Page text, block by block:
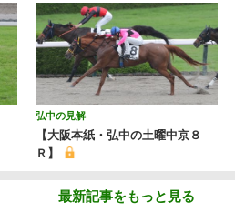
弘中の見解
【大阪本紙・弘中の土曜中京８
Ｒ】
最新記事をもっと見る